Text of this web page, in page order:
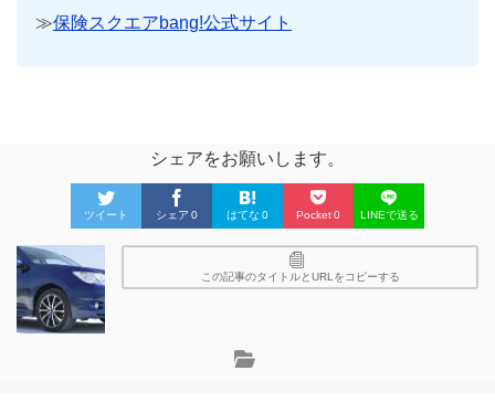
≫保険スクエアbang!公式サイト
シェアをお願いします。
ツイート シェア 0 はてな 0 Pocket0 LINEで送る
この記事のタイトルとURLをコピーする